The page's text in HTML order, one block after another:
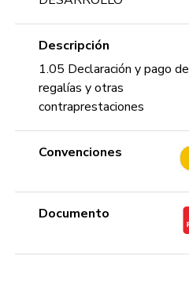
Descripción
1.05 Declaración y pago de
regalías y otras
contraprestaciones
Convenciones
Documento